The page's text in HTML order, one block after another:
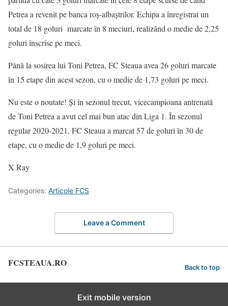
Petrea a revenit pe banca roș-albaștrilor. Echipa a înregistrat un
total de 18 goluri marcate în 8 meciuri, realizând o medie de 2,25
goluri înscrise pe meci.
Până la sosirea lui Toni Petrea, FC Steaua avea 26 goluri marcate
în 15 etape din acest sezon, cu o medie de 1,73 goluri pe meci.
Nu este o noutate! Și în sezonul trecut, vicecampioana antrenată
de Toni Petrea a avut cel mai bun atac din Liga 1. În sezonul
regular 2020-2021, FC Steaua a marcat 57 de goluri în 30 de
etape, cu o medie de 1,9 goluri pe meci.
X Ray
Categories: Articole FCS
Leave a Comment
FCSTEAUA.RO Back to top
Exit mobile version